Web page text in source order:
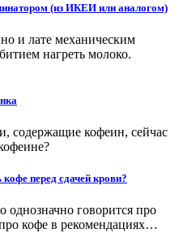
(из ИКЕИ или аналогом)
и лате механическим
нагреть молоко.
содержащие кофеин, сейчас
перед сдачей крови?
однозначно говорится про
кофе в рекомендациях…